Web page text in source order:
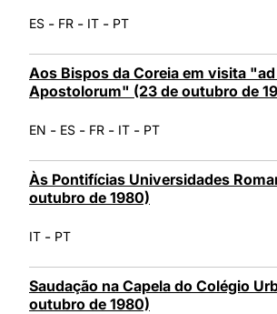
ES - FR - IT - PT
Aos Bispos da Coreia em visita
Apostolorum" (23 de outubro de
EN - ES - FR - IT - PT
Às Pontifícias Universidades
outubro de 1980)
IT - PT
Saudação na Capela do Colégio
outubro de 1980)